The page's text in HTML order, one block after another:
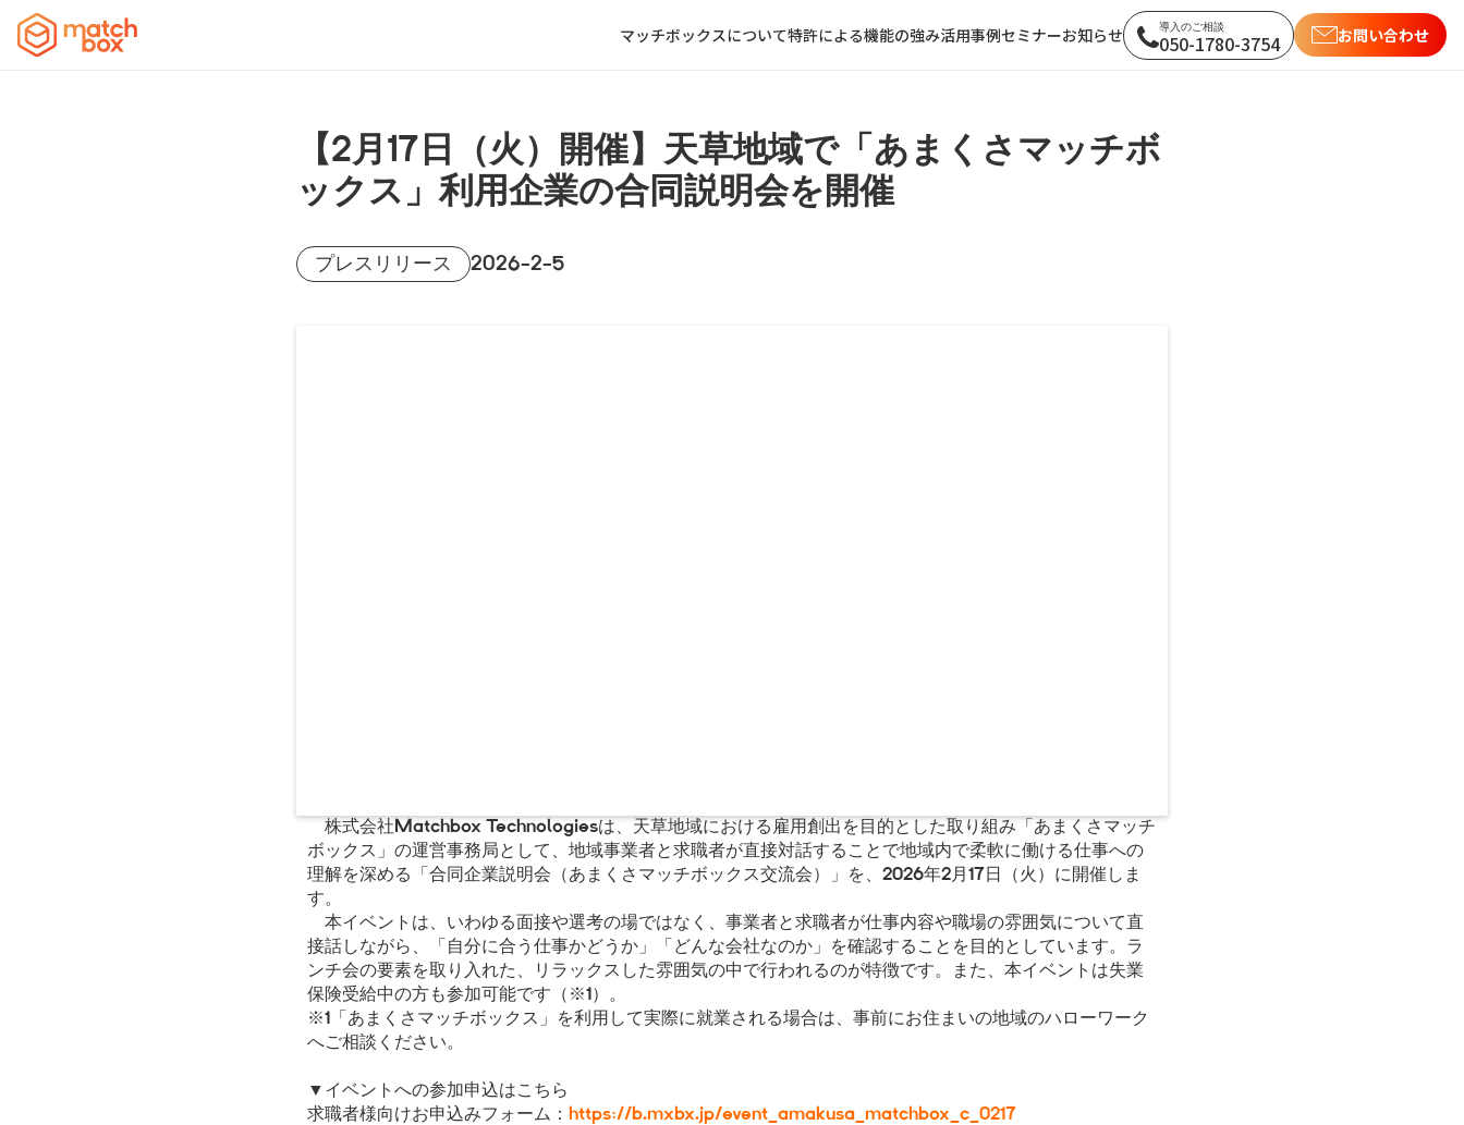
マッチボックスについて
登録制アルバイトを運用中の企業様向け
ー 柔軟な働き方を雇用政策に取り入れたい自治体職員様向け
特許による機能の強み活用事例
ー 各自治体様の取り組み
セミナーお知らせ 導入のご相談
050-1780-3754 お問い合わせ
【2月17日（火）開催】天草地域で「あまくさマッチボ
ックス」利用企業の合同説明会を開催
プレスリリース 2026-2-5
株式会社Matchbox Technologiesは、天草地域における雇用創出を目的とした取り組み「あまくさマッチ
ボックス」の運営事務局として、地域事業者と求職者が直接対話することで地域内で柔軟に働ける仕事への
理解を深める「合同企業説明会（あまくさマッチボックス交流会）」を、2026年2月17日（火）に開催しま
す。
本イベントは、いわゆる面接や選考の場ではなく、事業者と求職者が仕事内容や職場の雰囲気について直
接話しながら、「自分に合う仕事かどうか」「どんな会社なのか」を確認することを目的としています。ラ
ンチ会の要素を取り入れた、リラックスした雰囲気の中で行われるのが特徴です。また、本イベントは失業
保険受給中の方も参加可能です（※1）。
※1「あまくさマッチボックス」を利用して実際に就業される場合は、事前にお住まいの地域のハローワーク
へご相談ください。
▼イベントへの参加申込はこちら
求職者様向けお申込みフォーム： https://b.mxbx.jp/event_amakusa_matchbox_c_0217